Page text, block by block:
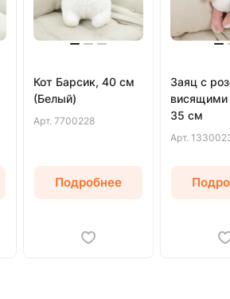
Кот Барсик, 40 см
(Белый)
Арт. 7700228
Подробнее
Заяц с
висящими
35 см
Арт.